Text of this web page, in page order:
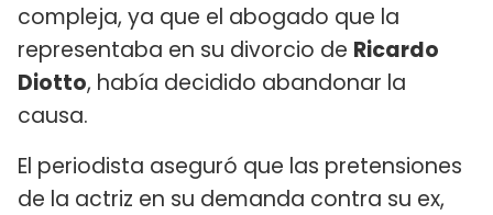
compleja, ya que el abogado que la
representaba en su divorcio de Ricardo
Diotto, había decidido abandonar la
causa.
El periodista aseguró que las pretensiones
de la actriz en su demanda contra su ex,